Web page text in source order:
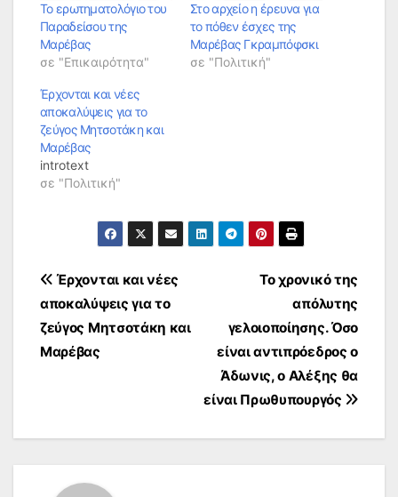
Το ερωτηματολόγιο του
Παραδείσου της
Μαρέβας
σε "Επικαιρότητα"
Στο αρχείο η έρευνα για
το πόθεν έσχες της
Μαρέβας Γκραμπόφσκι
σε "Πολιτική"
Έρχονται και νέες
αποκαλύψεις για το
ζεύγος Μητσοτάκη και
Μαρέβας
introtext
σε "Πολιτική"
Πλοήγηση
άρθρων
Το χρονικό της
απόλυτης
γελοιοποίησης. Όσο
είναι αντιπρόεδρος ο
Άδωνις, ο Αλέξης θα
είναι Πρωθυπουργός
Έρχονται και νέες
αποκαλύψεις για το
ζεύγος Μητσοτάκη και
Μαρέβας